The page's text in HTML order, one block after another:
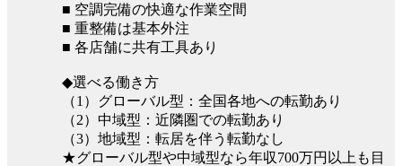
■ 空調完備の快適な作業空間
■ 重整備は基本外注
■ 各店舗に共有工具あり
◆選べる働き方
（1）グローバル型：全国各地への転勤あり
（2）中域型：近隣圏での転勤あり
（3）地域型：転居を伴う転勤なし
★グローバル型や中域型なら年収700万円以上も目